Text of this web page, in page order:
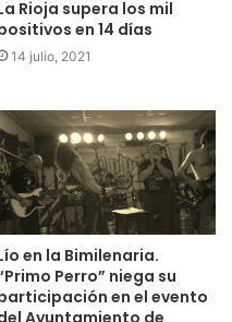
y echar alguna
por 221
deportistas, 122 con
de apoyo y 86 diferentes
fisioterapeutas,
Rioja supera los mil
en 14 días
14 julio, 2021
en la Bimilenaria.
Perro” niega su
en el evento
Ayuntamiento de